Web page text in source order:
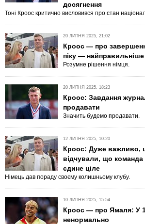
досягнення
Тоні Кроос критично висловився про стан
20 ЛИПНЯ 2025, 21:02
Кроос — про
піку —
Розумне рішення німця.
20 ЛИПНЯ 2025, 18:23
Кроос: Завдання
продавати
Значить будемо продавати.
12 ЛИПНЯ 2025, 10:20
Кроос: Дуже важливо,
відчували, що команда
єдине ціле
Німець дав пораду своєму колишньому клубу.
10 ЛИПНЯ 2025, 15:54
Кроос — про Ямаля: У
ненормально